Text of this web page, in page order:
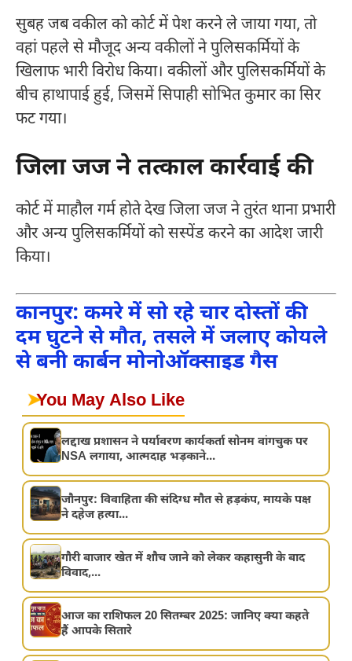
सुबह जब वकील को कोर्ट में पेश करने ले जाया गया, तो
वहां पहले से मौजूद अन्य वकीलों ने पुलिसकर्मियों के
खिलाफ भारी विरोध किया। वकीलों और पुलिसकर्मियों के
बीच हाथापाई हुई, जिसमें सिपाही सोभित कुमार का सिर
फट गया।
जिला जज ने तत्काल कार्रवाई की
कोर्ट में माहौल गर्म होते देख जिला जज ने तुरंत थाना प्रभारी
और अन्य पुलिसकर्मियों को सस्पेंड करने का आदेश जारी
किया।
कानपुर: कमरे में सो रहे चार दोस्तों की
दम घुटने से मौत, तसले में जलाए कोयले
से बनी कार्बन मोनोऑक्साइड गैस
➤You May Also Like
लद्दाख प्रशासन ने पर्यावरण कार्यकर्ता सोनम वांगचुक पर
NSA लगाया, आत्मदाह भड़काने...
जौनपुर: विवाहिता की संदिग्ध मौत से हड़कंप, मायके पक्ष
ने दहेज हत्या...
गौरी बाजार खेत में शौच जाने को लेकर कहासुनी के बाद
विवाद,...
आज का राशिफल 20 सितम्बर 2025: जानिए क्या कहते
हैं आपके सितारे